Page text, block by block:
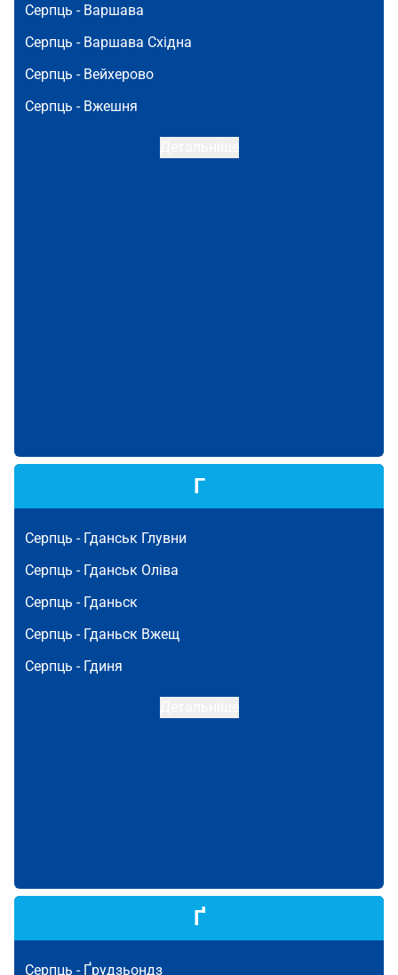
Серпць - Варшава
Серпць - Варшава Східна
Серпць - Вейхерово
Серпць - Вжешня
Г
Серпць - Гданськ Глувни
Серпць - Гданськ Оліва
Серпць - Гданьск
Серпць - Гданьск Вжещ
Серпць - Гдиня
Ґ
Серпць - Ґрудзьондз